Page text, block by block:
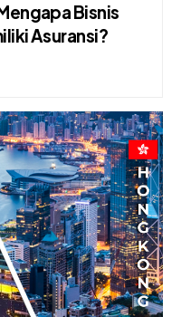
Bisnis
Asuransi?